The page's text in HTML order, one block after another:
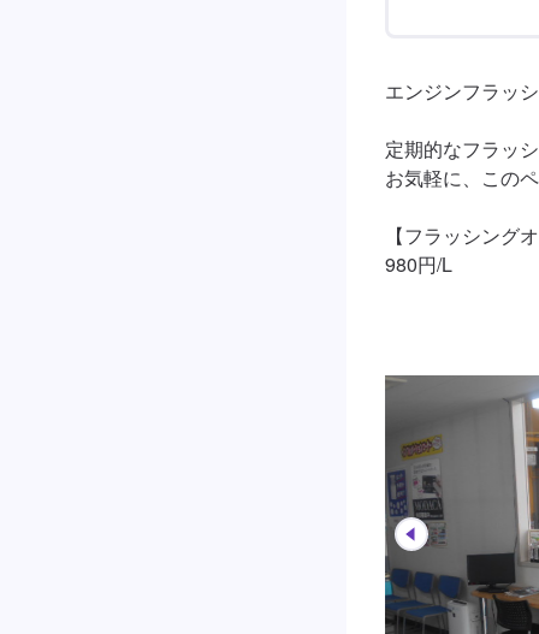
エンジンフラッ
定期的なフラッ
お気軽に、この
【フラッシング
980円/L